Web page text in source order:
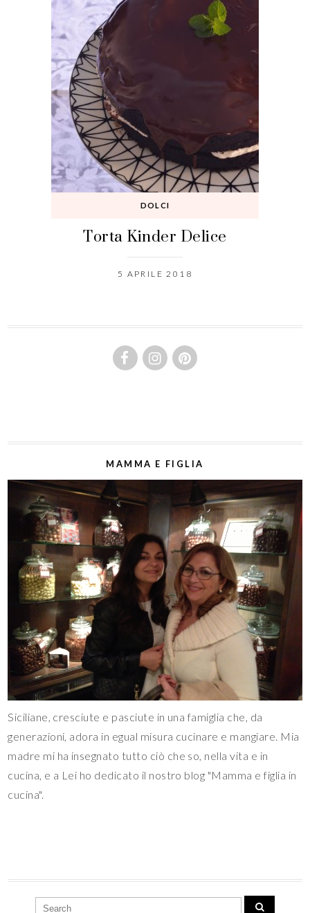
DOLCI
Torta Kinder Delice
5 APRILE 2018
MAMMA E FIGLIA
Siciliane, cresciute e pasciute in una famiglia che, da
generazioni, adora in egual misura cucinare e mangiare. Mia
madre mi ha insegnato tutto ciò che so, nella vita e in
cucina, e a Lei ho dedicato il nostro blog "Mamma e figlia in
cucina".